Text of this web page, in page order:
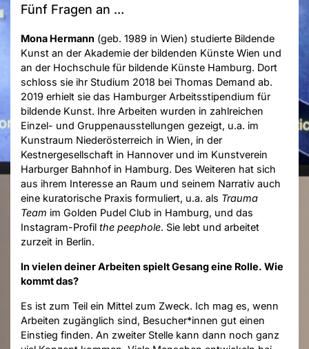
Fünf Fragen an …
Mona Hermann (geb. 1989 in Wien) studierte Bildende
Kunst an der Akademie der bildenden Künste Wien und
an der Hochschule für bildende Künste Hamburg. Dort
schloss sie ihr Studium 2018 bei Thomas Demand ab.
2019 erhielt sie das Hamburger Arbeitsstipendium für
bildende Kunst. Ihre Arbeiten wurden in zahlreichen
Einzel- und Gruppenausstellungen gezeigt, u.a. im
Kunstraum Niederösterreich in Wien, in der
Kestnergesellschaft in Hannover und im Kunstverein
Harburger Bahnhof in Hamburg. Des Weiteren hat sich
aus ihrem Interesse an Raum und seinem Narrativ auch
eine kuratorische Praxis formuliert, u.a. als Trauma
Team im Golden Pudel Club in Hamburg, und das
Instagram-Profilthe peephole. Sie lebt und arbeitet
zurzeit in Berlin.
In vielen deiner Arbeiten spielt Gesang eine Rolle. Wie
kommt das?
Es ist zum Teil ein Mittel zum Zweck. Ich mag es, wenn
Arbeiten zugänglich sind, Besucher*innen gut einen
Einstieg finden. An zweiter Stelle kann dann noch ganz